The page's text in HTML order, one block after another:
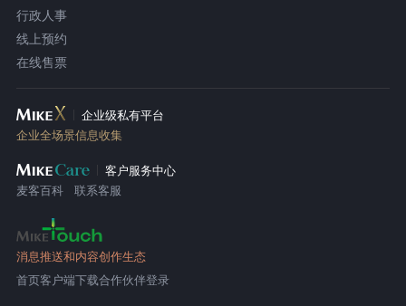
行政人事
线上预约
在线售票
企业级私有平台
企业全场景信息收集
客户服务中心
麦客百科
联系客服
消息推送和内容创作生态
首页客户端下载合作伙伴登录